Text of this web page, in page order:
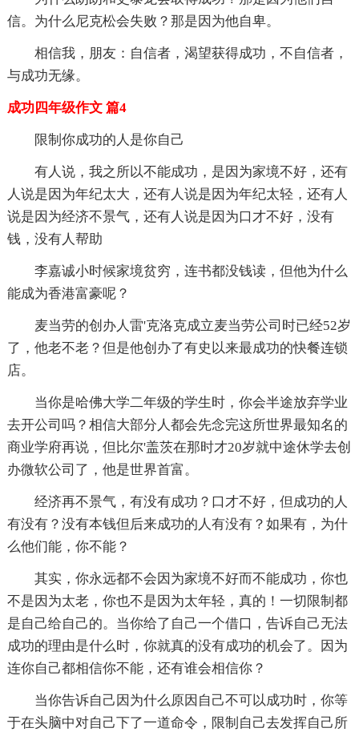
信。为什么尼克松会失败？那是因为他自卑。
相信我，朋友：自信者，渴望获得成功，不自信者，
与成功无缘。
成功四年级作文 篇4
限制你成功的人是你自己
有人说，我之所以不能成功，是因为家境不好，还有
人说是因为年纪太大，还有人说是因为年纪太轻，还有人
说是因为经济不景气，还有人说是因为口才不好，没有
钱，没有人帮助
李嘉诚小时候家境贫穷，连书都没钱读，但他为什么
能成为香港富豪呢？
麦当劳的创办人雷'克洛克成立麦当劳公司时已经52岁
了，他老不老？但是他创办了有史以来最成功的快餐连锁
店。
当你是哈佛大学二年级的学生时，你会半途放弃学业
去开公司吗？相信大部分人都会先念完这所世界最知名的
商业学府再说，但比尔'盖茨在那时才20岁就中途休学去创
办微软公司了，他是世界首富。
经济再不景气，有没有成功？口才不好，但成功的人
有没有？没有本钱但后来成功的人有没有？如果有，为什
么他们能，你不能？
其实，你永远都不会因为家境不好而不能成功，你也
不是因为太老，你也不是因为太年轻，真的！一切限制都
是自己给自己的。当你给了自己一个借口，告诉自己无法
成功的理由是什么时，你就真的没有成功的机会了。因为
连你自己都相信你不能，还有谁会相信你？
当你告诉自己因为什么原因自己不可以成功时，你等
于在头脑中对自己下了一道命令，限制自己去发挥自己所